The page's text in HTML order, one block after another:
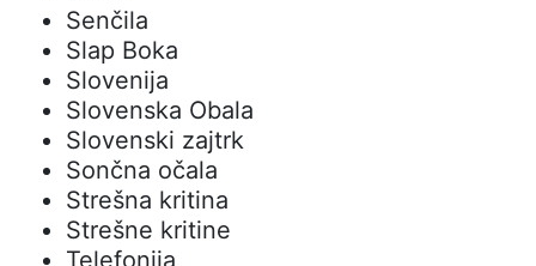
Senčila
Slap Boka
Slovenija
Slovenska Obala
Slovenski zajtrk
Sončna očala
Strešna kritina
Strešne kritine
Telefonija